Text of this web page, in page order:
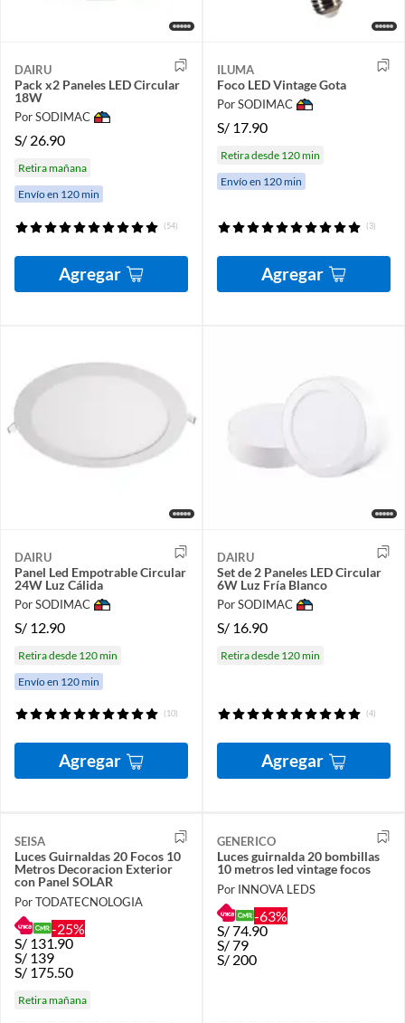
DAIRU
Pack x2 Paneles LED Circular
18W
Por SODIMAC
S/ 26.90
Retira mañana
Envío en 120 min
(54)
Agregar
ILUMA
Foco LED Vintage Gota
Por SODIMAC
S/ 17.90
Retira desde 120 min
Envío en 120 min
(3)
Agregar
DAIRU
Panel Led Empotrable Circular
24W Luz Cálida
Por SODIMAC
S/ 12.90
Retira desde 120 min
Envío en 120 min
(10)
Agregar
DAIRU
Set de 2 Paneles LED Circular
6W Luz Fría Blanco
Por SODIMAC
S/ 16.90
Retira desde 120 min
(4)
Agregar
SEISA
Luces Guirnaldas 20 Focos 10
Metros Decoracion Exterior
con Panel SOLAR
Por TODATECNOLOGIA
-25%
S/ 131.90
S/ 139
S/ 175.50
Retira mañana
GENERICO
Luces guirnalda 20 bombillas
10 metros led vintage focos
Por INNOVA LEDS
-63%
S/74.90
S/79
S/ 200